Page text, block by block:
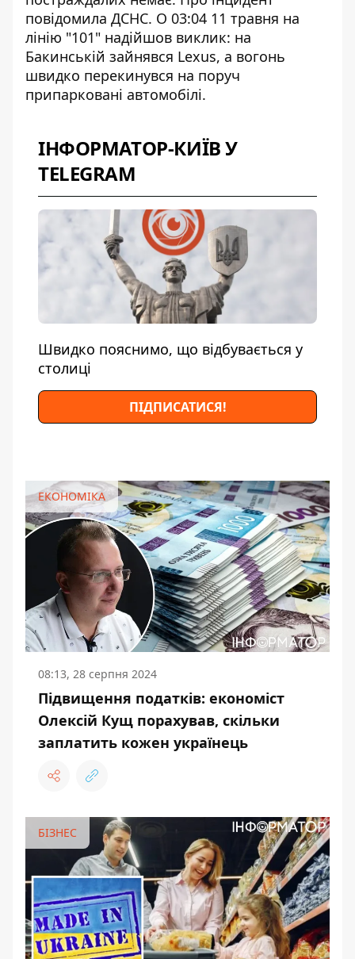
повідомила ДСНС. О 03:04 11 травня на
лінію "101" надійшов виклик: на
Бакинській зайнявся Lexus, а вогонь
швидко перекинувся на поруч
припарковані автомобілі.
ІНФОРМАТОР-КИЇВ У
TELEGRAM
Швидко пояснимо, що відбувається у
столиці
ПІДПИСАТИСЯ!
ЕКОНОМІКА
08:13, 28 серпня 2024
Підвищення податків: економіст
Олексій Кущ порахував, скільки
заплатить кожен українець
БІЗНЕС